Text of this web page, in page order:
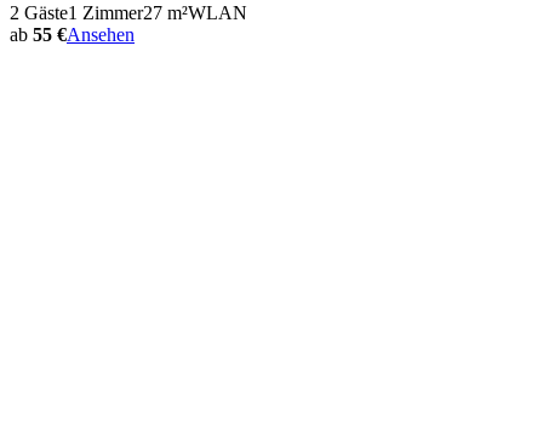
2 Gäste1 Zimmer27 m²WLAN
ab 55 €Ansehen